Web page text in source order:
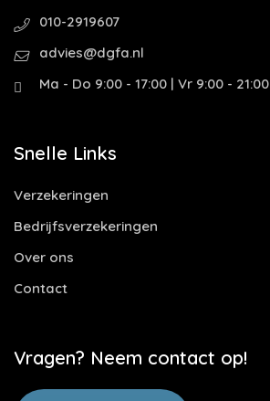
010-2919607
advies@dgfa.nl
Ma - Do 9:00 - 17:00 | Vr 9:00 - 21:00
Snelle Links
Verzekeringen
Bedrijfsverzekeringen
Over ons
Contact
Vragen? Neem contact op!